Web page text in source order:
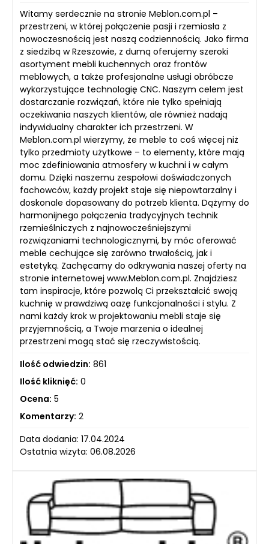
Witamy serdecznie na stronie Meblon.com.pl –
przestrzeni, w której połączenie pasji i rzemiosła z
nowoczesnością jest naszą codziennością. Jako firma
z siedzibą w Rzeszowie, z dumą oferujemy szeroki
asortyment mebli kuchennych oraz frontów
meblowych, a także profesjonalne usługi obróbcze
wykorzystujące technologię CNC. Naszym celem jest
dostarczanie rozwiązań, które nie tylko spełniają
oczekiwania naszych klientów, ale również nadają
indywidualny charakter ich przestrzeni. W
Meblon.com.pl wierzymy, że meble to coś więcej niż
tylko przedmioty użytkowe – to elementy, które mają
moc zdefiniowania atmosfery w kuchni i w całym
domu. Dzięki naszemu zespołowi doświadczonych
fachowców, każdy projekt staje się niepowtarzalny i
doskonale dopasowany do potrzeb klienta. Dążymy do
harmonijnego połączenia tradycyjnych technik
rzemieślniczych z najnowocześniejszymi
rozwiązaniami technologicznymi, by móc oferować
meble cechujące się zarówno trwałością, jak i
estetyką. Zachęcamy do odkrywania naszej oferty na
stronie internetowej www.Meblon.com.pl. Znajdziesz
tam inspiracje, które pozwolą Ci przekształcić swoją
kuchnię w prawdziwą oazę funkcjonalności i stylu. Z
nami każdy krok w projektowaniu mebli staje się
przyjemnością, a Twoje marzenia o idealnej
przestrzeni mogą stać się rzeczywistością.
Ilość odwiedzin: 861
Ilość kliknięć: 0
Ocena: 5
Komentarzy: 2
Data dodania: 17.04.2024
Ostatnia wizyta: 06.08.2026